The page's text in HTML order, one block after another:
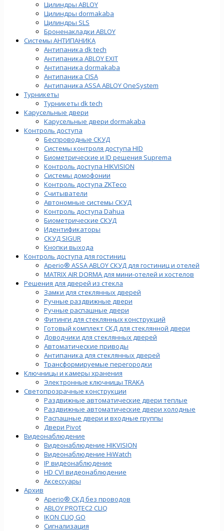
Цилиндры ABLOY
Цилиндры dormakaba
Цилиндры SLS
Броненакладки ABLOY
Системы АНТИПАНИКА
Антипаника dk tech
Антипаника ABLOY EXIT
Антипаника dormakaba
Антипаника СISA
Антипаника ASSA ABLOY OneSystem
Турникеты
Турникеты dk tech
Карусельные двери
Карусельные двери dormakaba
Контроль доступа
Беспроводные СКУД
Системы контроля доступа HID
Биометрические и ID решения Suprema
Контроль доступа HIKVISION
Системы домофонии
Контроль доступа ZKTeco
Считыватели
Автономные системы СКУД
Контроль доступа Dahua
Биометрические СКУД
Идентификаторы
СКУД SIGUR
Кнопки выхода
Контроль доступа для гостиниц
Aperio® ASSA ABLOY СКУД для гостиниц и отелей
MATRIX AIR DORMA для мини-отелей и хостелов
Решения для дверей из стекла
Замки для стеклянных дверей
Ручные раздвижные двери
Ручные распашные двери
Фитинги для стеклянных конструкций
Готовый комплект СКД для стеклянной двери
Доводчики для стеклянных дверей
Автоматические приводы
Антипаника для стеклянных дверей
Трансформируемые перегородки
Ключницы и камеры хранения
Электронные ключницы TRAKA
Светопрозрачные конструкции
Раздвижные автоматические двери теплые
Раздвижные автоматические двери холодные
Распашные двери и входные группы
Двери Pivot
Видеонаблюдение
Видеонаблюдение HIKVISION
Видеонаблюдение HiWatch
IP видеонаблюдение
HD CVI видеонаблюдение
Аксессуары
Архив
Aperio® СКД без проводов
ABLOY PROTEC2 CLIQ
IKON CLIQ GO
Сигнализация